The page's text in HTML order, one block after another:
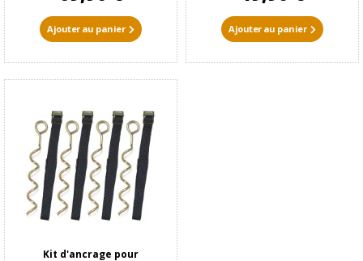
Ajouter au panier Ajouter au panier
Kit d'ancrage pour